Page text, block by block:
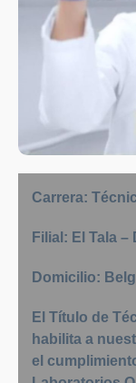
Carrera:
Filial: El Tala
Domicilio:
El Título de
habilita a
el